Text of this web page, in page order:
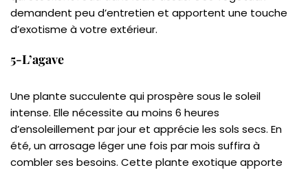
demandent peu d’entretien et apportent une touche
d’exotisme à votre extérieur.
5-L’agave
Une plante succulente qui prospère sous le soleil
intense. Elle nécessite au moins 6 heures
d’ensoleillement par jour et apprécie les sols secs. En
été, un arrosage léger une fois par mois suffira à
combler ses besoins. Cette plante exotique apporte